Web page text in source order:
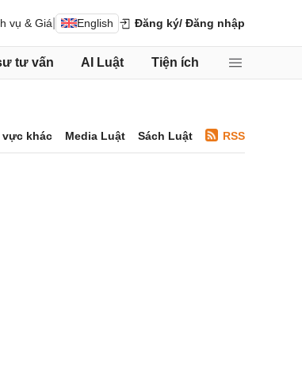
vụ & Giá English Đăng ký/ Đăng nhập
tư vấn AI Luật Tiện ích
vực khác Media Luật Sách Luật RSS